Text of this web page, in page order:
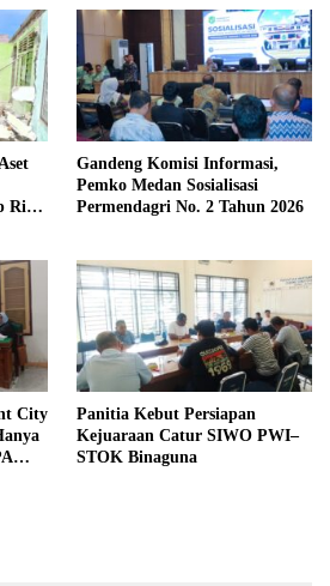
Ria
Gandeng Komisi Informasi,
Pemko Medan Sosialisasi
Permendagri No. 2 Tahun 2026
City
Panitia Kebut Persiapan
Kejuaraan Catur SIWO PWI–
STOK Binaguna